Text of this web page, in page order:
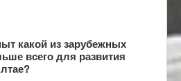
какой из зарубежных
всего для развития